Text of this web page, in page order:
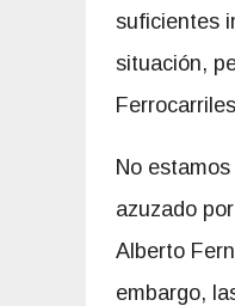
suficientes
situación,
No
azuzado
Alberto
embargo,